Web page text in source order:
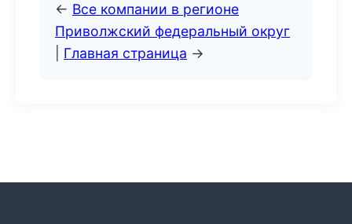
← Все компании в регионе
Приволжский федеральный округ
Главная страница →